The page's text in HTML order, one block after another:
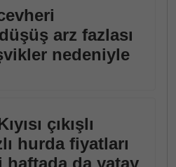
arz fazlası
nedeniyle
çıkışlı
hurda fiyatları
da yatay